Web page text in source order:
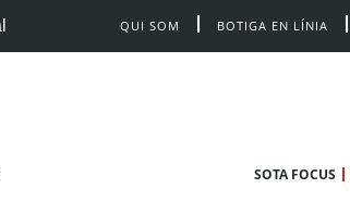
QUI SOM BOTIGA EN LÍNIA
SOTA FOCUS